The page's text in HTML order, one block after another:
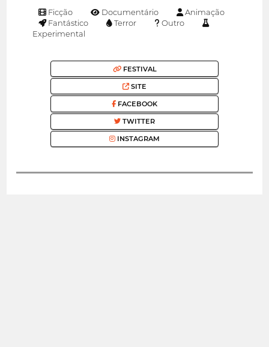
Ficção Documentário
Animação
Fantástico
Terror
Outro
Experimental
FESTIVAL
SITE
FACEBOOK
TWITTER
INSTAGRAM